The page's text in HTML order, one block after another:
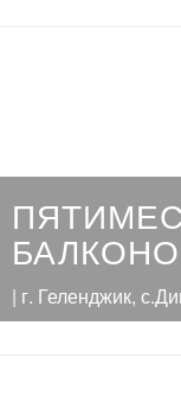
| г. Геленджик,